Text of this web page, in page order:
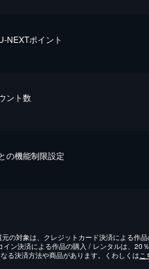
NEXTポイント
ント数
の機能制限設定
の対象は、クレジットカード決済による作品
イン決済による作品の購入 / レンタルは、20％
る決済方法や商品があります。くわしくはこ